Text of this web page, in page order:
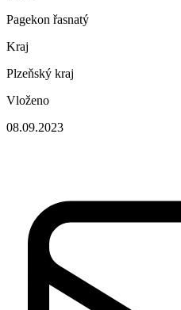
Pagekon řasnatý
Kraj
Plzeňský kraj
Vloženo
08.09.2023